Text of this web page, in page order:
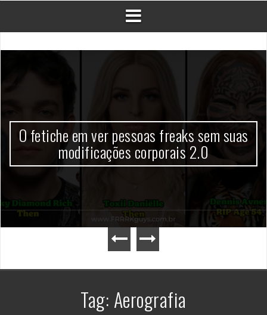
O fetiche em ver pessoas freaks sem suas
modificações corporais 2.0
Tag: Aerografia